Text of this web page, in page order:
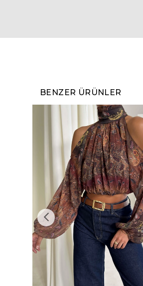
BENZER ÜRÜNLER